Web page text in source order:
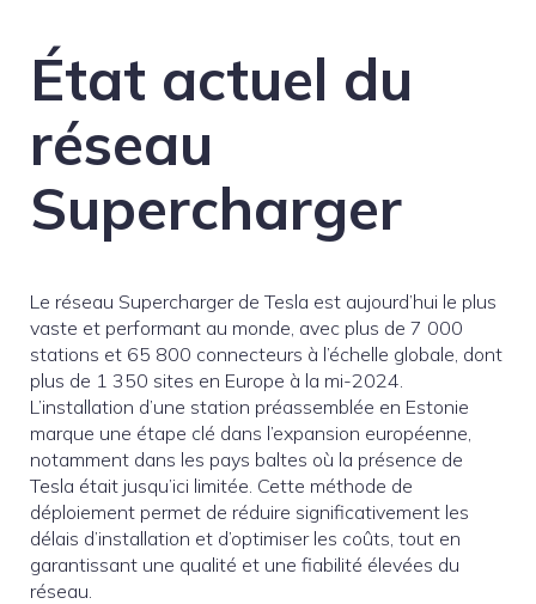
État actuel du
réseau
Supercharger
Le réseau Supercharger de Tesla est aujourd’hui le plus
vaste et performant au monde, avec plus de 7 000
stations et 65 800 connecteurs à l’échelle globale, dont
plus de 1 350 sites en Europe à la mi-2024.
L’installation d’une station préassemblée en Estonie
marque une étape clé dans l’expansion européenne,
notamment dans les pays baltes où la présence de
Tesla était jusqu’ici limitée. Cette méthode de
déploiement permet de réduire significativement les
délais d’installation et d’optimiser les coûts, tout en
garantissant une qualité et une fiabilité élevées du
réseau.